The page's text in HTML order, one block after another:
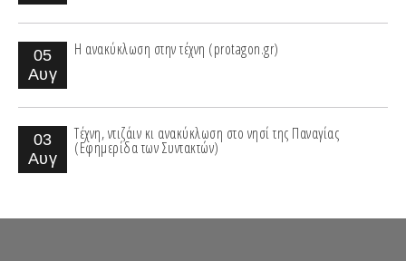
05
Αυγ
Η ανακύκλωση στην τέχνη (protagon.gr)
03
Αυγ
Τέχνη, ντιζάιν κι ανακύκλωση στο νησί της Παναγίας
(Εφημερίδα των Συντακτών)